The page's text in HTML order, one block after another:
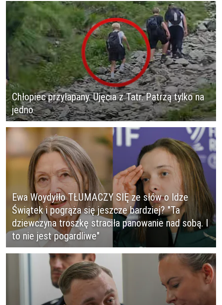
Chłopiec przyłapany. Ujęcia z Tatr. Patrzą tylko na
jedno
Ewa Woydyłło TŁUMACZY SIĘ ze słów o Idze
Świątek i pogrąża się jeszcze bardziej? "Ta
dziewczyna troszkę straciła panowanie nad sobą. I
to nie jest pogardliwe"